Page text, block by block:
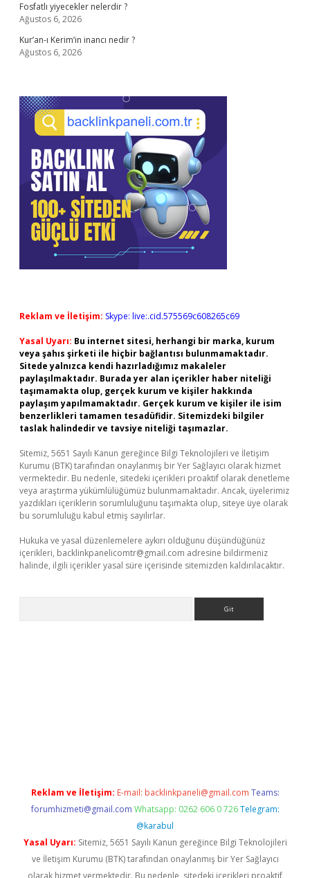
Fosfatlı yiyecekler nelerdir ?
Ağustos 6, 2026
Kur’an-ı Kerim’in inancı nedir ?
Ağustos 6, 2026
Reklam ve İletişim: Skype: live:.cid.575569c608265c69
Yasal Uyarı: Bu internet sitesi, herhangi bir marka, kurum
veya şahıs şirketi ile hiçbir bağlantısı bulunmamaktadır.
Sitede yalnızca kendi hazırladığımız makaleler
paylaşılmaktadır. Burada yer alan içerikler haber niteliği
taşımamakta olup, gerçek kurum ve kişiler hakkında
paylaşım yapılmamaktadır. Gerçek kurum ve kişiler ile isim
benzerlikleri tamamen tesadüfidir. Sitemizdeki bilgiler
taslak halindedir ve tavsiye niteliği taşımazlar.
Sitemiz, 5651 Sayılı Kanun gereğince Bilgi Teknolojileri ve İletişim
Kurumu (BTK) tarafından onaylanmış bir Yer Sağlayıcı olarak hizmet
vermektedir. Bu nedenle, sitedeki içerikleri proaktif olarak denetleme
veya araştırma yükümlülüğümüz bulunmamaktadır. Ancak, üyelerimiz
yazdıkları içeriklerin sorumluluğunu taşımakta olup, siteye üye olarak
bu sorumluluğu kabul etmiş sayılırlar.
Hukuka ve yasal düzenlemelere aykırı olduğunu düşündüğünüz
içerikleri, backlinkpanelicomtr@gmail.com adresine bildirmeniz
halinde, ilgili içerikler yasal süre içerisinde sitemizden kaldırılacaktır.
Reklam ve İletişim: E-mail: backlinkpaneli@gmail.com Teams:
forumhizmeti@gmail.com Whatsapp: 0262 606 0 726 Telegram:
@karabul
Yasal Uyarı: Sitemiz, 5651 Sayılı Kanun gereğince Bilgi Teknolojileri
ve İletişim Kurumu (BTK) tarafından onaylanmış bir Yer Sağlayıcı
olarak hizmet vermektedir. Bu nedenle, sitedeki içerikleri proaktif